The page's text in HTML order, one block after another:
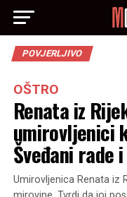
POVJERLJIVO
OŠTRO
Renata iz
umirovljenici
Šveđani rade
Umirovljenica Renata iz